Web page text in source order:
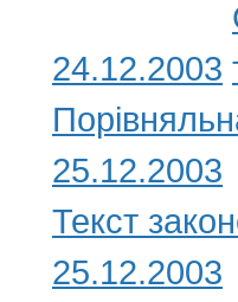
24.12.2003
25.12.2003
Текст
25.12.2003